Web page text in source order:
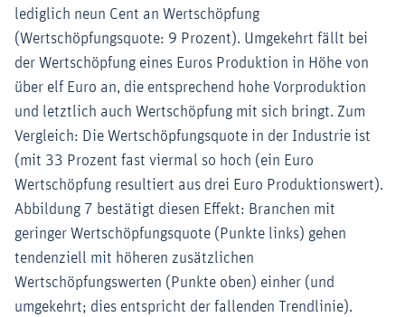
lediglich neun Cent an Wertschöpfung
(Wertschöpfungsquote: 9 Prozent). Umgekehrt fällt bei
der Wertschöpfung eines Euros Produktion in Höhe von
über elf Euro an, die entsprechend hohe Vorproduktion
und letztlich auch Wertschöpfung mit sich bringt. Zum
Vergleich: Die Wertschöpfungsquote in der Industrie ist
(mit 33 Prozent fast viermal so hoch (ein Euro
Wertschöpfung resultiert aus drei Euro Produktionswert).
Abbildung 7 bestätigt diesen Effekt: Branchen mit
geringer Wertschöpfungsquote (Punkte links) gehen
tendenziell mit höheren zusätzlichen
Wertschöpfungswerten (Punkte oben) einher (und
umgekehrt; dies entspricht der fallenden Trendlinie).